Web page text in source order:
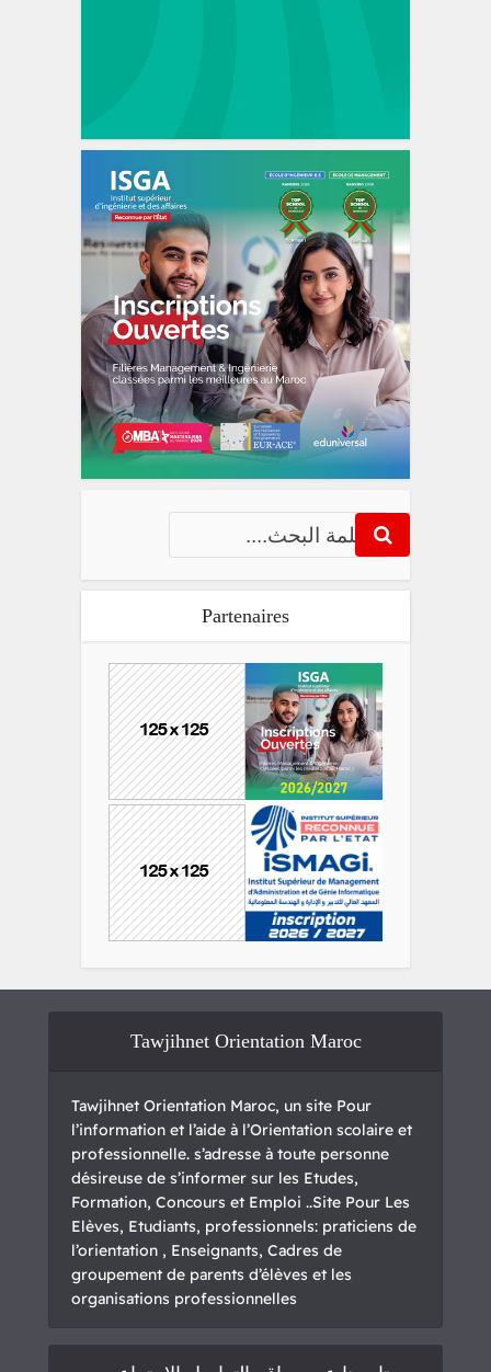
Partenaires
Tawjihnet Orientation Maroc
Tawjihnet Orientation Maroc, un site Pour
l’information et l’aide à l’Orientation scolaire et
professionnelle. s’adresse à toute personne
désireuse de s’informer sur les Etudes,
Formation, Concours et Emploi ..Site Pour Les
Elèves, Etudiants, professionnels: praticiens de
l’orientation , Enseignants, Cadres de
groupement de parents d’élèves et les
organisations professionnelles